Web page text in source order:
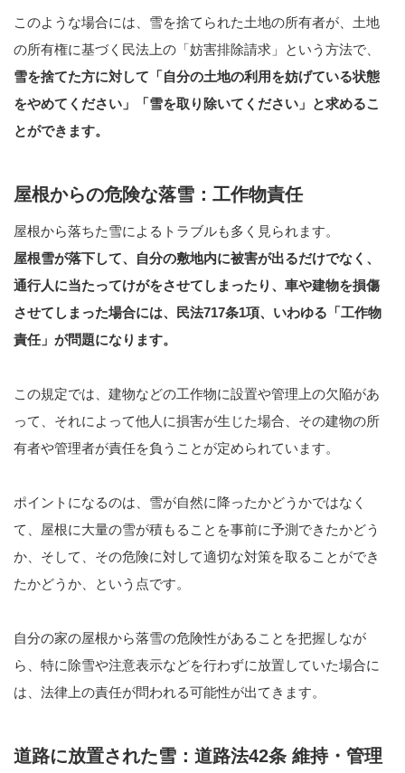
このような場合には、雪を捨てられた土地の所有者が、土地
の所有権に基づく民法上の「妨害排除請求」という方法で、
雪を捨てた方に対して「自分の土地の利用を妨げている状態
をやめてください」「雪を取り除いてください」と求めるこ
とができます。
屋根からの危険な落雪：工作物責任
屋根から落ちた雪によるトラブルも多く見られます。
屋根雪が落下して、自分の敷地内に被害が出るだけでなく、
通行人に当たってけがをさせてしまったり、車や建物を損傷
させてしまった場合には、民法717条1項、いわゆる「工作物
責任」が問題になります。
この規定では、建物などの工作物に設置や管理上の欠陥があ
って、それによって他人に損害が生じた場合、その建物の所
有者や管理者が責任を負うことが定められています。
ポイントになるのは、雪が自然に降ったかどうかではなく
て、屋根に大量の雪が積もることを事前に予測できたかどう
か、そして、その危険に対して適切な対策を取ることができ
たかどうか、という点です。
自分の家の屋根から落雪の危険性があることを把握しなが
ら、特に除雪や注意表示などを行わずに放置していた場合に
は、法律上の責任が問われる可能性が出てきます。
道路に放置された雪：道路法42条 維持・管理